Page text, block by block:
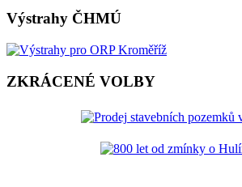
Výstrahy ČHMÚ
ZKRÁCENÉ VOLBY